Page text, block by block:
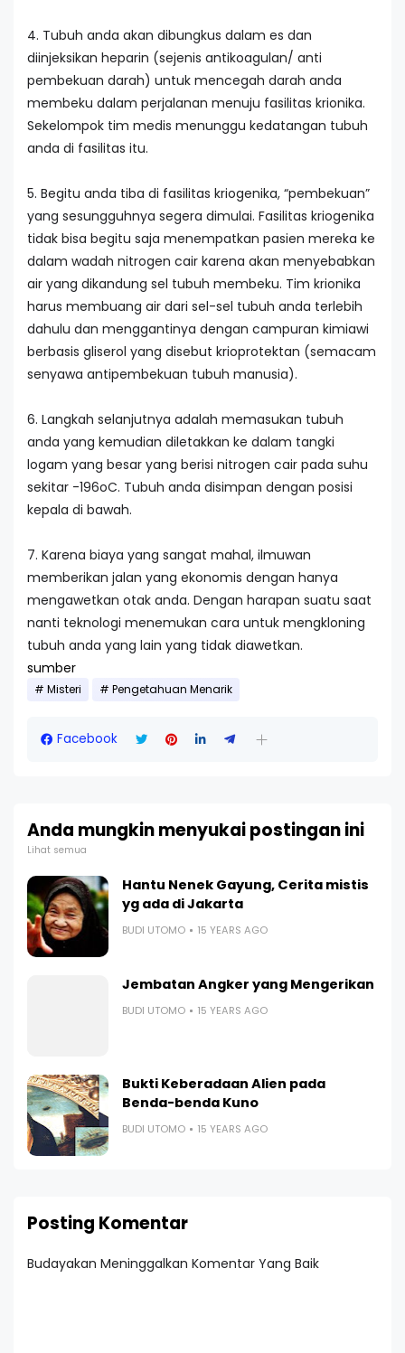
4. Tubuh anda akan dibungkus dalam es dan
diinjeksikan heparin (sejenis antikoagulan/ anti
pembekuan darah) untuk mencegah darah anda
membeku dalam perjalanan menuju fasilitas krionika.
Sekelompok tim medis menunggu kedatangan tubuh
anda di fasilitas itu.
5. Begitu anda tiba di fasilitas kriogenika, “pembekuan”
yang sesungguhnya segera dimulai. Fasilitas kriogenika
tidak bisa begitu saja menempatkan pasien mereka ke
dalam wadah nitrogen cair karena akan menyebabkan
air yang dikandung sel tubuh membeku. Tim krionika
harus membuang air dari sel-sel tubuh anda terlebih
dahulu dan menggantinya dengan campuran kimiawi
berbasis gliserol yang disebut krioprotektan (semacam
senyawa antipembekuan tubuh manusia).
6. Langkah selanjutnya adalah memasukan tubuh
anda yang kemudian diletakkan ke dalam tangki
logam yang besar yang berisi nitrogen cair pada suhu
sekitar -196oC. Tubuh anda disimpan dengan posisi
kepala di bawah.
7. Karena biaya yang sangat mahal, ilmuwan
memberikan jalan yang ekonomis dengan hanya
mengawetkan otak anda. Dengan harapan suatu saat
nanti teknologi menemukan cara untuk mengkloning
tubuh anda yang lain yang tidak diawetkan.
sumber
Misteri Pengetahuan Menarik
Facebook
Anda mungkin menyukai postingan ini
Lihat semua
Hantu Nenek Gayung, Cerita mistis
yg ada di Jakarta
BUDI UTOMO 15 YEARS AGO
Jembatan Angker yang Mengerikan
BUDI UTOMO 15 YEARS AGO
Bukti Keberadaan Alien pada
Benda-benda Kuno
BUDI UTOMO 15 YEARS AGO
Posting Komentar
Budayakan Meninggalkan Komentar Yang Baik